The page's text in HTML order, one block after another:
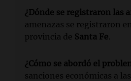
¿Dónde se registraron las
amenazas se registraron
provincia de Santa Fe.
¿Cómo se abordó el
sanciones económicas a